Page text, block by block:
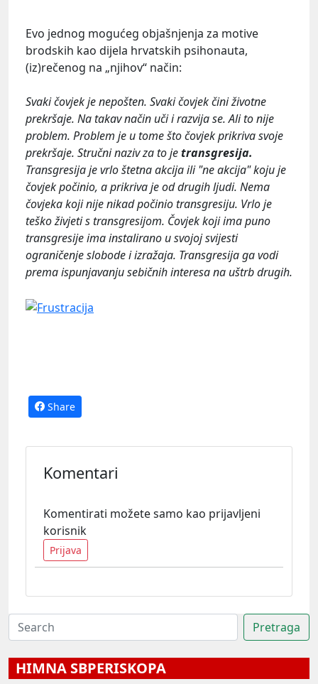
Evo jednog mogućeg objašnjenja za motive
brodskih kao dijela hrvatskih psihonauta,
(iz)rečenog na „njihov“ način:
Svaki čovjek je nepošten. Svaki čovjek čini životne
prekršaje. Na takav način uči i razvija se. Ali to nije
problem. Problem je u tome što čovjek prikriva svoje
prekršaje. Stručni naziv za to jetransgresija.
Transgresija je vrlo štetna akcija ili "ne akcija" koju je
čovjek počinio, a prikriva je od drugih ljudi. Nema
čovjeka koji nije nikad počinio transgresiju. Vrlo je
teško živjeti s transgresijom. Čovjek koji ima puno
transgresije ima instalirano u svojoj svijesti
ograničenje slobode i izražaja. Transgresija ga vodi
prema ispunjavanju sebičnih interesa na uštrb drugih.
Share
Komentari
Komentirati možete samo kao prijavljeni
korisnik
Prijava
HIMNA SBPERISKOPA